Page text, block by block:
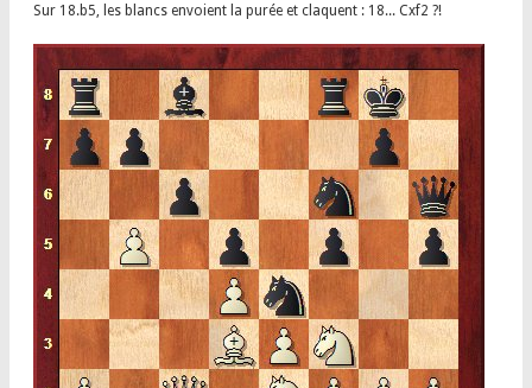
Sur 18.b5, les blancs envoient la purée et claquent : 18... Cxf2 ?!